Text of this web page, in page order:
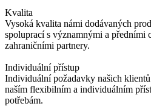
Kvalita
Vysoká kvalita námi dodávaných
spoluprací s významnými a
zahraničními partnery.
Individuální přístup
Individuální požadavky našich
naším flexibilním a individuálním
potřebám.